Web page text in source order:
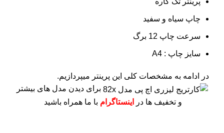
چاپ سیاه و سفید
سرعت چاپ 12 برگ
سایز چاپ : A4
در ادامه به مشخصات کلی این پرینتر میپردازیم.
برای دیدن مدل های بیشتر
و تخفیف ها در
اینستاگرام با ما همراه باشید